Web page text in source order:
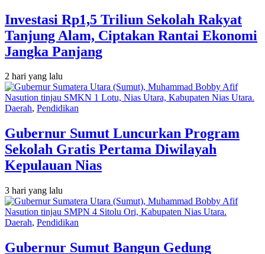
Investasi Rp1,5 Triliun Sekolah Rakyat
Tanjung Alam, Ciptakan Rantai Ekonomi
Jangka Panjang
2 hari yang lalu
Daerah, Pendidikan
Gubernur Sumut Luncurkan Program
Sekolah Gratis Pertama Diwilayah
Kepulauan Nias
3 hari yang lalu
Daerah, Pendidikan
Gubernur Sumut Bangun Gedung